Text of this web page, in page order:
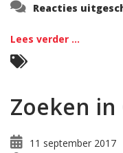
Reacties
Lees verder ...
Zoeken in
11 september 2017